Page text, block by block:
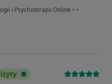
i Psychoterapii Online • •